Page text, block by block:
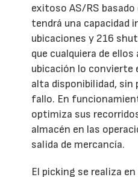
exitoso AS/RS
tendrá una capacidad
ubicaciones y 216
que cualquiera de
ubicación lo convierte
alta disponibilidad, sin
fallo. En
optimiza sus
almacén en las
salida de mercancía.
El picking se realiza